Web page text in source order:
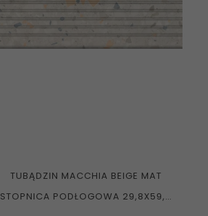
TUBĄDZIN MACCHIA BEIGE MAT
STOPNICA PODŁOGOWA 29,8X59,8